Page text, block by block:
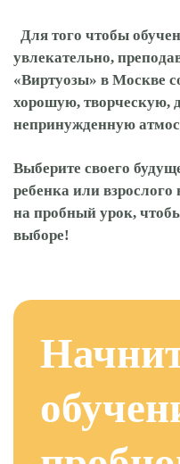
Для того чтобы
увлекательно,
«Виртуозы» в Москве
хорошую, творческую,
непринужденную
Выберите своего
ребенка или
на пробный урок,
выборе!